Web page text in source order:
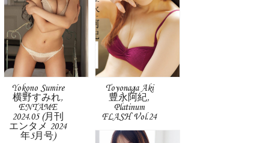
Yokono Sumire
横野すみれ,
ENTAME
2024.05 (月刊
エンタメ 2024
年5月号)
Toyonaga Aki
豊永阿紀,
Platinum
FLASH Vol.24